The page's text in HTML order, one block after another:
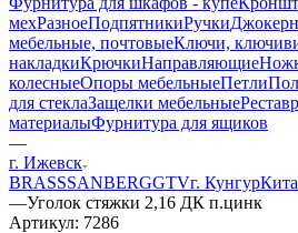
мехРазноеПодпятникиРучки
мебельные, почтовыеКлючи,
накладкиКрючкиНаправляющие
колесныеОпоры мебельныеПетли
для стеклаЗащелки мебельные
материалыФурнитура для ящиков
—
г. Ижевск
BRASSSANBERGGTVг. Кунгур
—Уголок стяжки 2,16 ДК п.цинк
Артикул: 7286